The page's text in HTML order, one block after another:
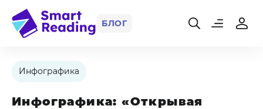
БЛОГ
Инфографика
Инфографика: «Открывая